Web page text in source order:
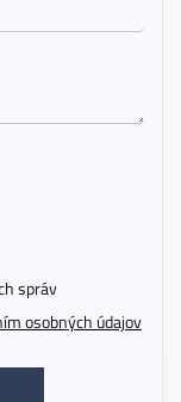
správ
osobných údajov